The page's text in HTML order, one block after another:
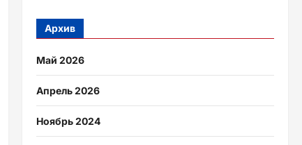
Архив
Май 2026
Апрель 2026
Ноябрь 2024